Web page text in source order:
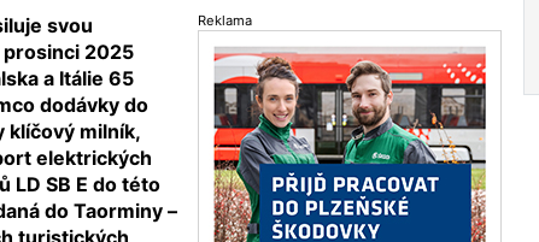
Reklama
svou
prosinci 2025
a Itálie 65
dodávky do
klíčový milník,
elektrických
LD SB E do této
do Taorminy –
turistických